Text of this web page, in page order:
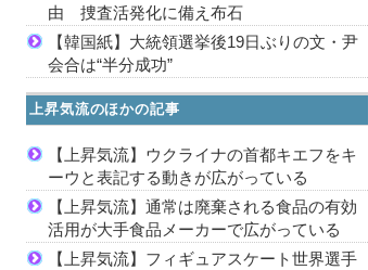
由 捜査活発化に備え布石
【韓国紙】大統領選挙後19日ぶりの文・尹
会合は“半分成功”
上昇気流のほかの記事
【上昇気流】ウクライナの首都キエフをキ
ーウと表記する動きが広がっている
【上昇気流】通常は廃棄される食品の有効
活用が大手食品メーカーで広がっている
【上昇気流】フィギュアスケート世界選手